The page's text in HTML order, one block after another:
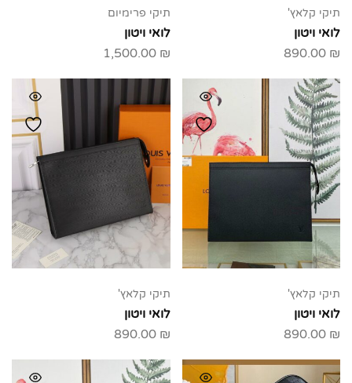
תיקי קלאץ'
לואי ויטון
890.00 ₪
תיקי פרימיום
לואי ויטון
1,500.00 ₪
תיקי קלאץ'
לואי ויטון
890.00 ₪
תיקי קלאץ'
לואי ויטון
890.00 ₪